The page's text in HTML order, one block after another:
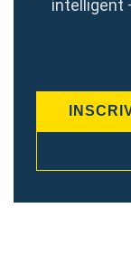
intelligent